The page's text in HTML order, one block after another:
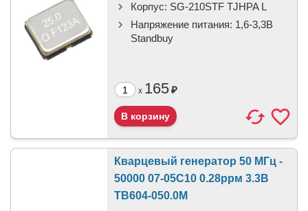
Корпус: SG-210STF TJHPA L
Напряжение питания: 1,6-3,3В
Standbuy
x 165₽
Кварцевый генератор 50 МГц -
50000 07-05С10 0.28ррм 3.3В
TB604-050.0M